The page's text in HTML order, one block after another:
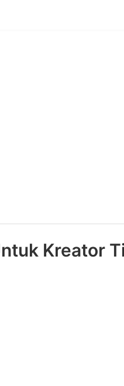
Kreator